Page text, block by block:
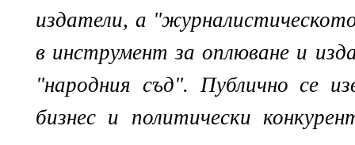
издатели, а
в инструмент за оплюване и
"народния съд". Публично се
бизнес и политически